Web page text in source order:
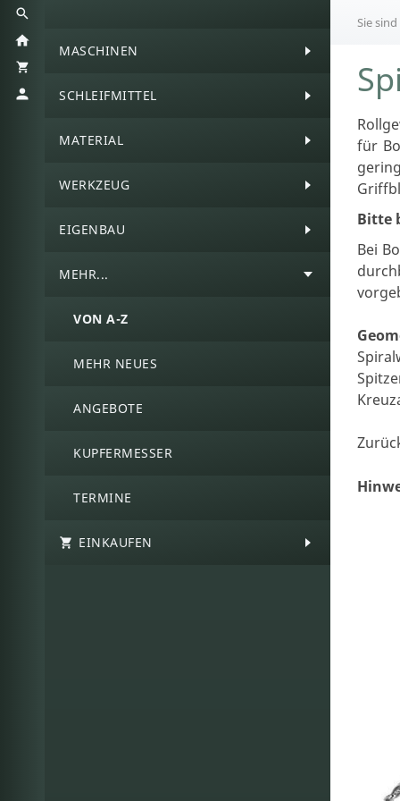
MASCHINEN
SCHLEIFMITTEL
MATERIAL
WERKZEUG
EIGENBAU
MEHR...
VON A-Z
MEHR NEUES
ANGEBOTE
KUPFERMESSER
TERMINE
EINKAUFEN
Sie
für
Bitte
Bei